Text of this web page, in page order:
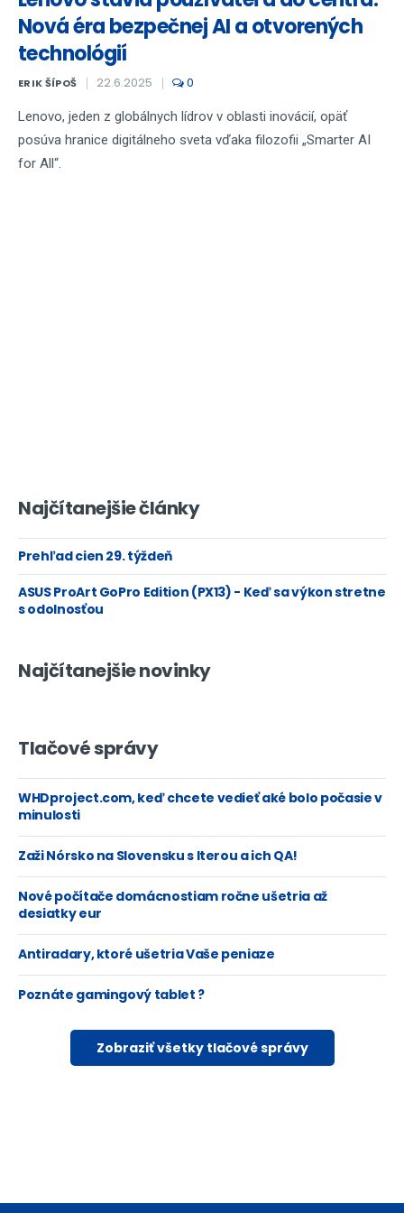
Nová éra bezpečnej AI a otvorených
technológií
ERIK ŠÍPOŠ 22.6.2025 0
Lenovo, jeden z globálnych lídrov v oblasti inovácií, opäť
posúva hranice digitálneho sveta vďaka filozofii „Smarter AI
for All“.
Najčítanejšie články
Prehľad cien 29. týždeň
ASUS ProArt GoPro Edition (PX13) - Keď sa výkon stretne
s odolnosťou
Najčítanejšie novinky
Tlačové správy
WHDproject.com, keď chcete vedieť aké bolo počasie v
minulosti
Zaži Nórsko na Slovensku s Iterou a ich QA!
Nové počítače domácnostiam ročne ušetria až
desiatky eur
Antiradary, ktoré ušetria Vaše peniaze
Poznáte gamingový tablet ?
Zobraziť všetky tlačové správy